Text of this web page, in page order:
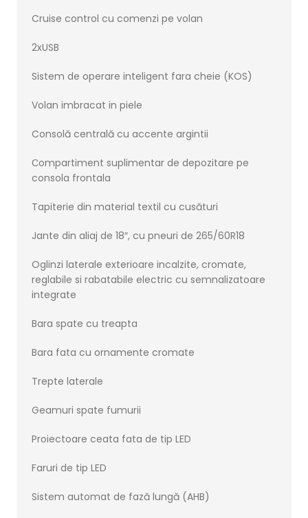
Cruise control cu comenzi pe volan
2xUSB
Sistem de operare inteligent fara cheie (KOS)
Volan imbracat in piele
Consolă centrală cu accente argintii
Сompartiment suplimentar de depozitare pe
consola frontala
Tapiterie din material textil cu cusături
Jante din aliaj de 18″, cu pneuri de 265/60R18
Oglinzi laterale exterioare incalzite, cromate,
reglabile si rabatabile electric cu semnalizatoare
integrate
Bara spate cu treapta
Bara fata cu ornamente cromate
Trepte laterale
Geamuri spate fumurii
Proiectoare ceata fata de tip LED
Faruri de tip LED
Sistem automat de fază lungă (AHB)